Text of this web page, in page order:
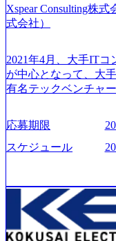
制、有給休暇初年度
ど、充実した休暇制
リフレッシュ休暇な
する取り組みが充実している。 2026年8
0:30予定 2026年8月7
界セミナーを実施し
ージのぼんやりして
の全体感や実際に働
回す、結果が出るま
0:00 (60分) 2026年8月
です。評価の場では
方にもご参加いただ
ため、在職中の方も
慮なくご参加いただ
旅行事業の内容とビ
社後のキャリアパス
eet) ・営業・マーケ
リアを検討されてい
が、情報収集を進め
希望される方
Xspear Consulting株
式会社）
2021年4月、大手IT
が中心となって、大
有名テックベンチャ
い」という想いの下
ーがビジネスの成功
て、20年以上にわた
つ、あらゆる業種・
化を支援するために
務改善、実行支援な
通貫で提供するのが
ファーム） 社名の由
応募期限
スケジュール